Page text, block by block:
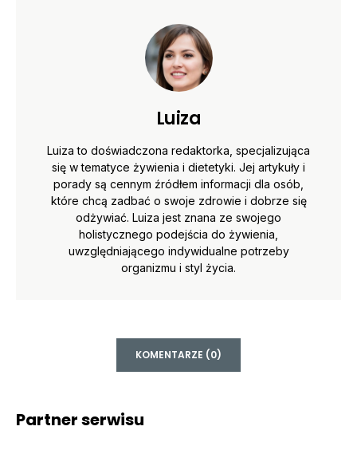
Luiza
Luiza to doświadczona redaktorka, specjalizująca
się w tematyce żywienia i dietetyki. Jej artykuły i
porady są cennym źródłem informacji dla osób,
które chcą zadbać o swoje zdrowie i dobrze się
odżywiać. Luiza jest znana ze swojego
holistycznego podejścia do żywienia,
uwzględniającego indywidualne potrzeby
organizmu i styl życia.
KOMENTARZE (0)
Partner serwisu